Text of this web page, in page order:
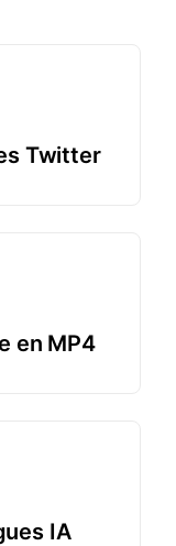
Twitter
en MP4
IA